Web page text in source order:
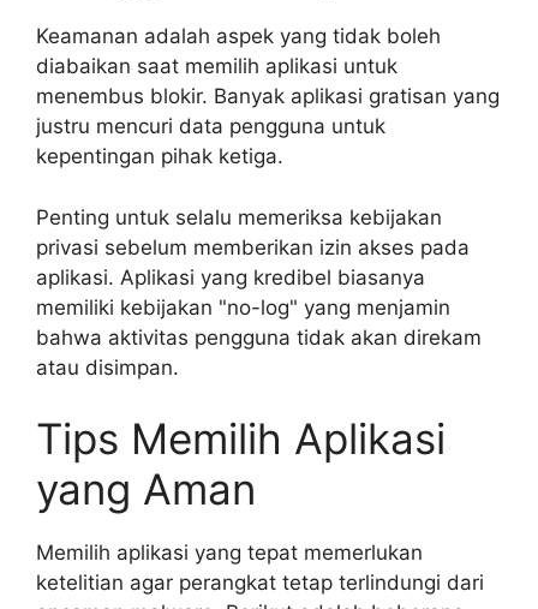
Keamanan adalah aspek yang tidak boleh
diabaikan saat memilih aplikasi untuk
menembus blokir. Banyak aplikasi gratisan yang
justru mencuri data pengguna untuk
kepentingan pihak ketiga.
Penting untuk selalu memeriksa kebijakan
privasi sebelum memberikan izin akses pada
aplikasi. Aplikasi yang kredibel biasanya
memiliki kebijakan "no-log" yang menjamin
bahwa aktivitas pengguna tidak akan direkam
atau disimpan.
Tips Memilih Aplikasi
yang Aman
Memilih aplikasi yang tepat memerlukan
ketelitian agar perangkat tetap terlindungi dari